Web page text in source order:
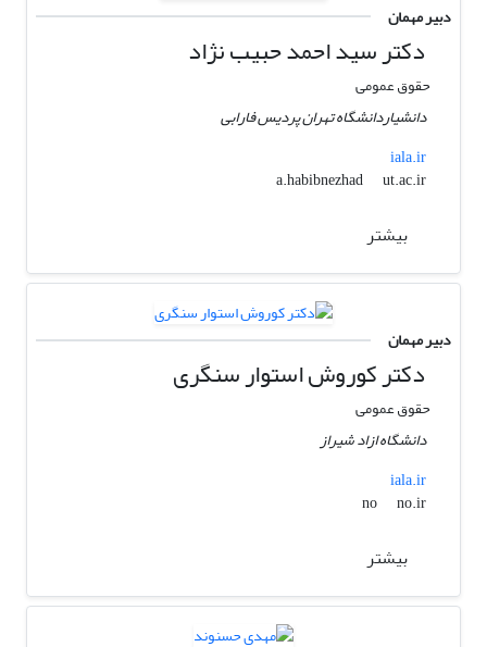
دبیر مهمان
دکتر سید احمد حبیب نژاد
حقوق عمومی
دانشیاردانشگاه تهران پردیس فارابی
iala.ir
a.habibnezhad
ut.ac.ir
بیشتر
دبیر مهمان
دکتر کوروش استوار سنگری
حقوق عمومی
دانشگاه ازاد شیراز
iala.ir
no
no.ir
بیشتر